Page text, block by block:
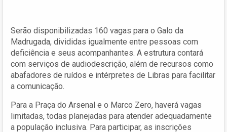
Serão disponibilizadas 160 vagas para o Galo da
Madrugada, divididas igualmente entre pessoas com
deficiência e seus acompanhantes. A estrutura contará
com serviços de audiodescrição, além de recursos como
abafadores de ruídos e intérpretes de Libras para facilitar
a comunicação.
Para a Praça do Arsenal e o Marco Zero, haverá vagas
limitadas, todas planejadas para atender adequadamente
a população inclusiva. Para participar, as inscrições